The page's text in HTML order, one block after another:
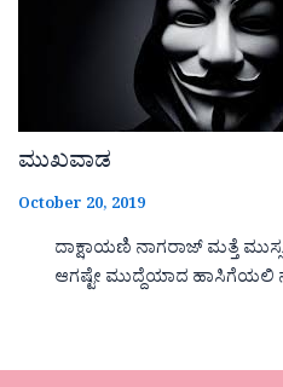
ಮುಖವಾಡ
October 20, 2019
ದಾಕ್ಷಾಯಣಿ ನಾಗರಾಜ್ ಮತ್ತೆ
ಆಗಷ್ಟೇ ಮುದ್ದೆಯಾದ ಹಾಸಿಗೆಯಲಿ